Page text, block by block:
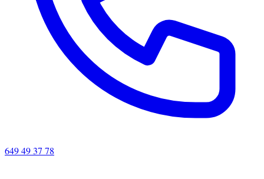
649 49 37 78